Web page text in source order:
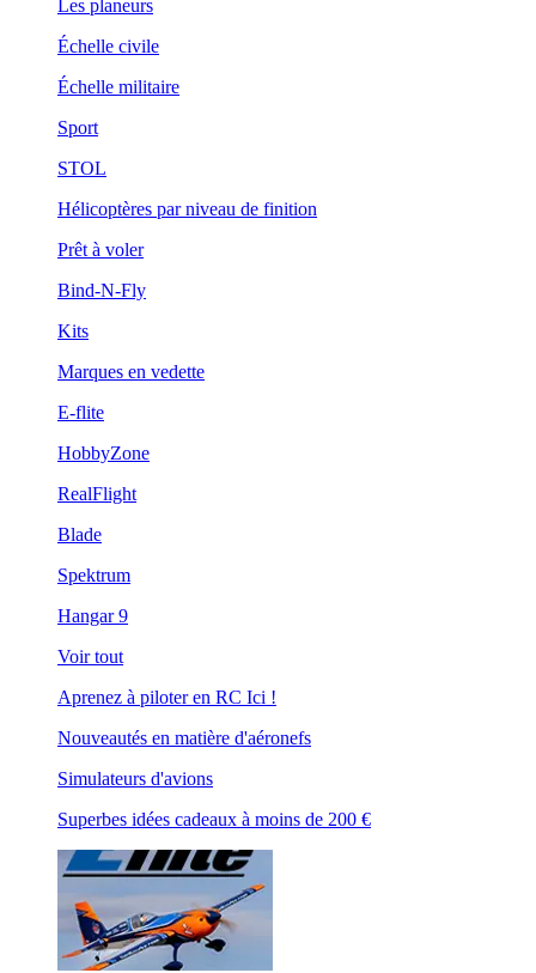
Les planeurs
Échelle civile
Échelle militaire
Sport
STOL
Hélicoptères par niveau de finition
Prêt à voler
Bind-N-Fly
Kits
Marques en vedette
E-flite
HobbyZone
RealFlight
Blade
Spektrum
Hangar 9
Voir tout
Aprenez à piloter en RC Ici !
Nouveautés en matière d'aéronefs
Simulateurs d'avions
Superbes idées cadeaux à moins de 200 €